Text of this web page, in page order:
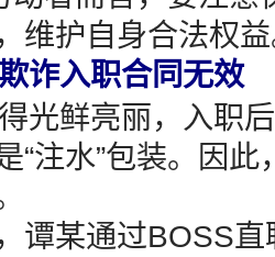
维护自身合法权
诈入职合同无效
光鲜亮丽，入职
“注水”包装。因
某通过BOSS直